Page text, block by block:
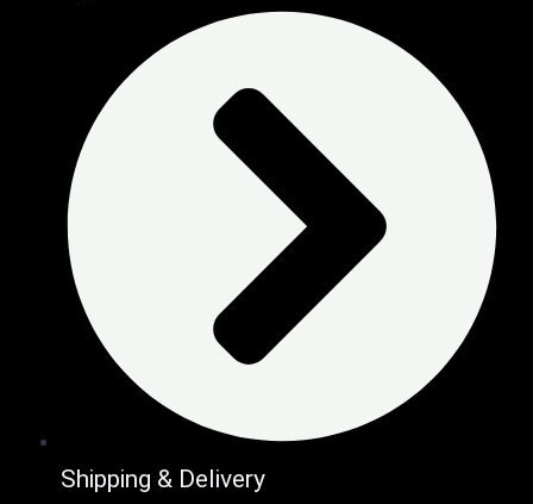
Shipping & Delivery